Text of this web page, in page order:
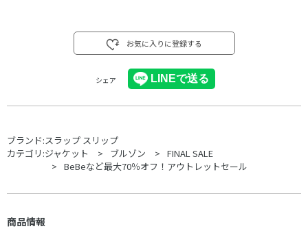
お気に入りに登録する
シェア
ブランド:スラップ スリップ
カテゴリ:ジャケット ブルゾン
FINAL SALE
BeBeなど最大70％オフ！アウトレットセール
商品情報